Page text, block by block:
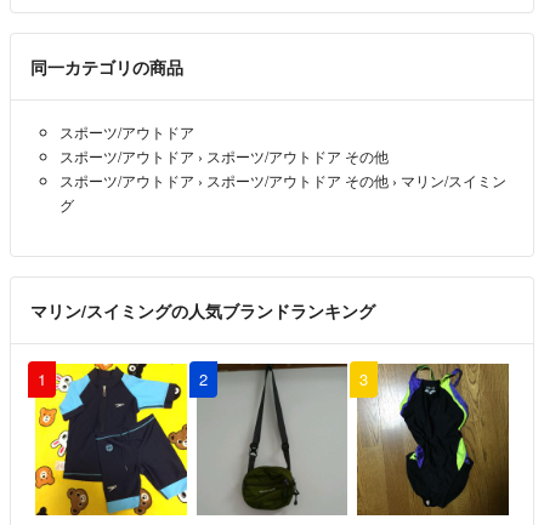
同一カテゴリの商品
スポーツ/アウトドア
スポーツ/アウトドア › スポーツ/アウトドア その他
スポーツ/アウトドア › スポーツ/アウトドア その他 › マリン/スイミン
グ
マリン/スイミングの人気ブランドランキング
1 2 3